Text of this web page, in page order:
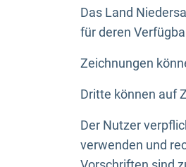
Das Land
für deren
Zeichnungen
Dritte können auf
Der Nutzer
verwenden und